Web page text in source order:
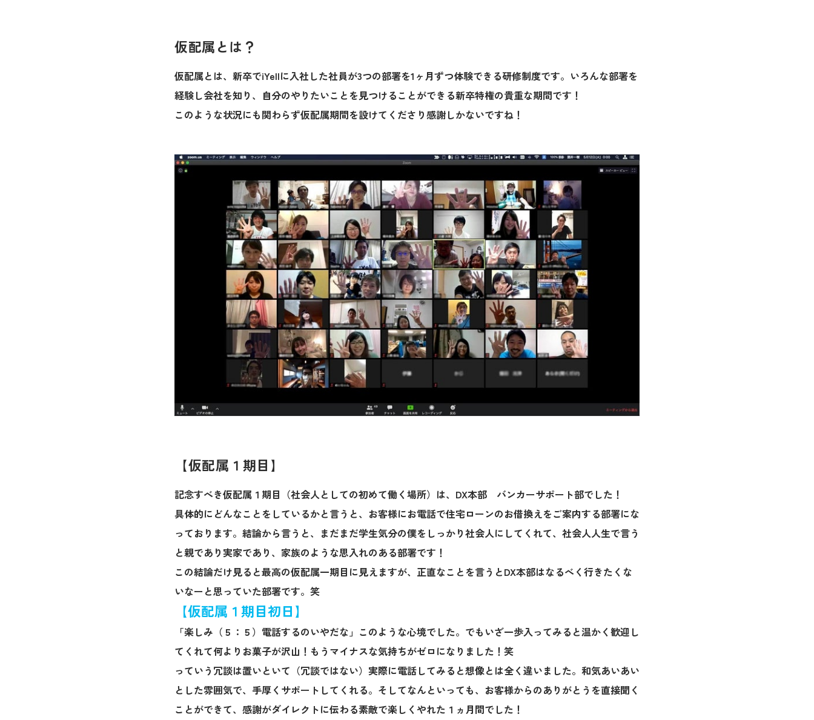
仮配属とは？
仮配属とは、新卒でiYellに入社した社員が3つの部署を1ヶ月ずつ体験できる研修制度です。いろんな部署を
経験し会社を知り、自分のやりたいことを見つけることができる新卒特権の貴重な期間です！
このような状況にも関わらず仮配属期間を設けてくださり感謝しかないですね！
【仮配属１期目】
記念すべき仮配属１期目（社会人としての初めて働く場所）は、DX本部 バンカーサポート部でした！
具体的にどんなことをしているかと言うと、お客様にお電話で住宅ローンのお借換えをご案内する部署にな
っております。結論から言うと、まだまだ学生気分の僕をしっかり社会人にしてくれて、社会人人生で言う
と親であり実家であり、家族のような思入れのある部署です！
この結論だけ見ると最高の仮配属一期目に見えますが、正直なことを言うとDX本部はなるべく行きたくな
いなーと思っていた部署です。笑
【仮配属１期目初日】
「楽しみ（５：５）電話するのいやだな」このような心境でした。でもいざ一歩入ってみると温かく歓迎し
てくれて何よりお菓子が沢山！もうマイナスな気持ちがゼロになりました！笑
っていう冗談は置いといて（冗談ではない）実際に電話してみると想像とは全く違いました。和気あいあい
とした雰囲気で、手厚くサポートしてくれる。そしてなんといっても、お客様からのありがとうを直接聞く
ことができて、感謝がダイレクトに伝わる素敵で楽しくやれた１ヵ月間でした！